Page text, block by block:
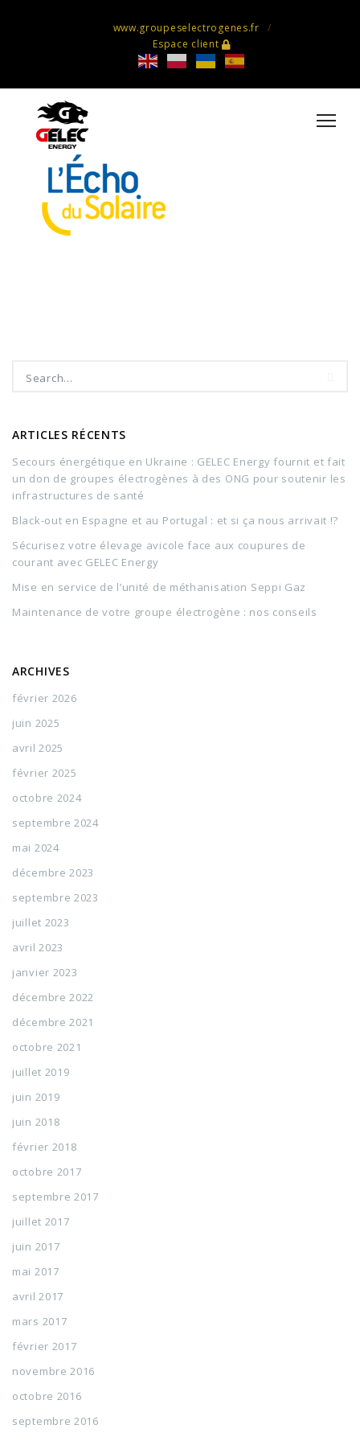
www.groupeselectrogenes.fr
Espace client
EDS_logo
ARTICLES RÉCENTS
Secours énergétique en Ukraine : GELEC Energy fournit et fait
un don de groupes électrogènes à des ONG pour soutenir les
infrastructures de santé
Black-out en Espagne et au Portugal : et si ça nous arrivait !?
Sécurisez votre élevage avicole face aux coupures de
courant avec GELEC Energy
Mise en service de l’unité de méthanisation Seppi Gaz
Maintenance de votre groupe électrogène : nos conseils
ARCHIVES
février 2026
juin 2025
avril 2025
février 2025
octobre 2024
septembre 2024
mai 2024
décembre 2023
septembre 2023
juillet 2023
avril 2023
janvier 2023
décembre 2022
décembre 2021
octobre 2021
juillet 2019
juin 2019
juin 2018
février 2018
octobre 2017
septembre 2017
juillet 2017
juin 2017
mai 2017
avril 2017
mars 2017
février 2017
novembre 2016
octobre 2016
septembre 2016